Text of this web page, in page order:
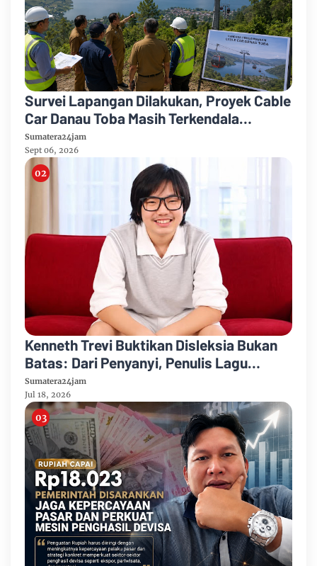
Survei Lapangan Dilakukan, Proyek Cable
Car Danau Toba Masih Terkendala
Pembebasan BPHTB di Sebagian Lahan
Sumatera24jam
Sept 06, 2026
Kenneth Trevi Buktikan Disleksia Bukan
Batas: Dari Penyanyi, Penulis Lagu
hingga Recording Engineer
Sumatera24jam
Jul 18, 2026